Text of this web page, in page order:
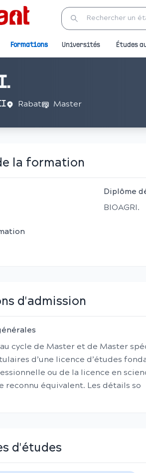
Formations Universités Études
Rabat Master
la formation
Diplôme
BIOAGRI.
d'admission
au cycle de Master et de Master
d’une licence d’études
ou de la licence en
reconnu équivalent. Les détails so
d'études